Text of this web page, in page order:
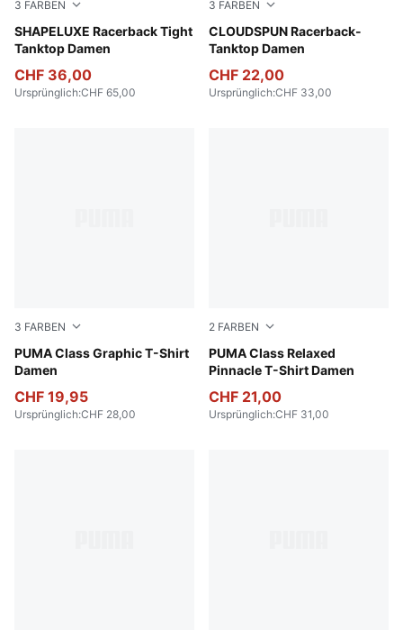
3 FARBEN
SHAPELUXE Racerback Tight
Tanktop Damen
Baltic Sea Blue
CHF 36,00
Ursprünglich:CHF 65,00
3 FARBEN
CLOUDSPUN Racerback-
Tanktop Damen
Puma Black
CHF 22,00
Ursprünglich:CHF 33,00
3 FARBEN
PUMA Class Graphic T-Shirt
Damen
Intense Lavender
CHF 19,95
Ursprünglich:CHF 28,00
2 FARBEN
PUMA Class Relaxed
Pinnacle T-Shirt Damen
Puma Black
CHF 21,00
Ursprünglich:CHF 31,00